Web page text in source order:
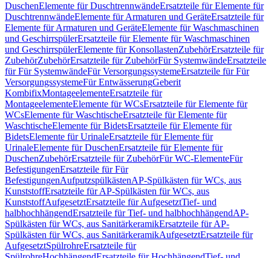
DuschenElemente für DuschtrennwändeErsatzteile für Elemente für
DuschtrennwändeElemente für Armaturen und GeräteErsatzteile für
Elemente für Armaturen und GeräteElemente für Waschmaschinen
und GeschirrspülerErsatzteile für Elemente für Waschmaschinen
und GeschirrspülerElemente für KonsollastenZubehörErsatzteile für
ZubehörZubehörErsatzteile für ZubehörFür SystemwändeErsatzteile
für Für SystemwändeFür VersorgungssystemeErsatzteile für Für
VersorgungssystemeFür EntwässerungGeberit
KombifixMontageelementeErsatzteile für
MontageelementeElemente für WCsErsatzteile für Elemente für
WCsElemente für WaschtischeErsatzteile für Elemente für
WaschtischeElemente für BidetsErsatzteile für Elemente für
BidetsElemente für UrinaleErsatzteile für Elemente für
UrinaleElemente für DuschenErsatzteile für Elemente für
DuschenZubehörErsatzteile für ZubehörFür WC-ElementeFür
BefestigungenErsatzteile für Für
BefestigungenAufputzspülkästenAP-Spülkästen für WCs, aus
KunststoffErsatzteile für AP-Spülkästen für WCs, aus
KunststoffAufgesetztErsatzteile für AufgesetztTief- und
halbhochhängendErsatzteile für Tief- und halbhochhängendAP-
Spülkästen für WCs, aus SanitärkeramikErsatzteile für AP-
Spülkästen für WCs, aus SanitärkeramikAufgesetztErsatzteile für
AufgesetztSpülrohreErsatzteile für